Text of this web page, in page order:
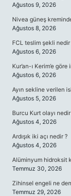
Ağustos 9, 2026
Nivea güneş
Ağustos 8, 2026
FCL teslim şekli nedir
Ağustos 6, 2026
Kur’an-ı Kerim’e
Ağustos 6, 2026
Ayın sekline verilen
Ağustos 5, 2026
Burcu Kurt olayı
Ağustos 4, 2026
Ardışık iki açı nedir ?
Ağustos 4, 2026
Alüminyum hidroksit
Temmuz 30, 2026
Zihinsel engeli ne
Temmuz 29, 2026